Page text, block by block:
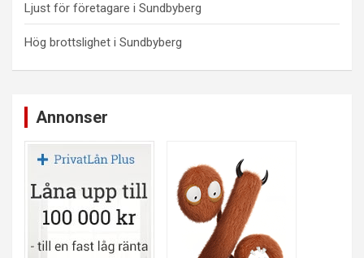
Ljust för företagare i Sundbyberg
Hög brottslighet i Sundbyberg
Annonser